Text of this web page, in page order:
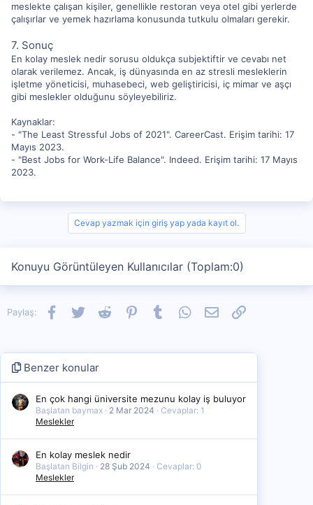
meslekte çalışan kişiler, genellikle restoran veya otel gibi yerlerde
çalışırlar ve yemek hazırlama konusunda tutkulu olmaları gerekir.
7. Sonuç
En kolay meslek nedir sorusu oldukça subjektiftir ve cevabı net
olarak verilemez. Ancak, iş dünyasında en az stresli mesleklerin
işletme yöneticisi, muhasebeci, web geliştiricisi, iç mimar ve aşçı
gibi meslekler olduğunu söyleyebiliriz.
Kaynaklar:
- "The Least Stressful Jobs of 2021". CareerCast. Erişim tarihi: 17
Mayıs 2023.
- "Best Jobs for Work-Life Balance". Indeed. Erişim tarihi: 17 Mayıs
2023.
Cevap yazmak için giriş yap yada kayıt ol.
Konuyu Görüntüleyen Kullanıcılar (Toplam:0)
Paylaş: Facebook
TwitterReddit PinterestTumblrWhatsApp
E-postaLink
Benzer konular
En çok hangi üniversite mezunu kolay iş buluyor
Başlatan baymax 2 Mar 2024
Cevaplar: 1
Meslekler
En kolay meslek nedir
Başlatan Bilgin 28 Şub 2024
Cevaplar: 0
Meslekler